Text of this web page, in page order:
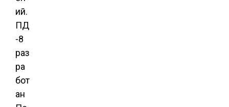
ий.
ПД
-8
раз
ра
бот
ан